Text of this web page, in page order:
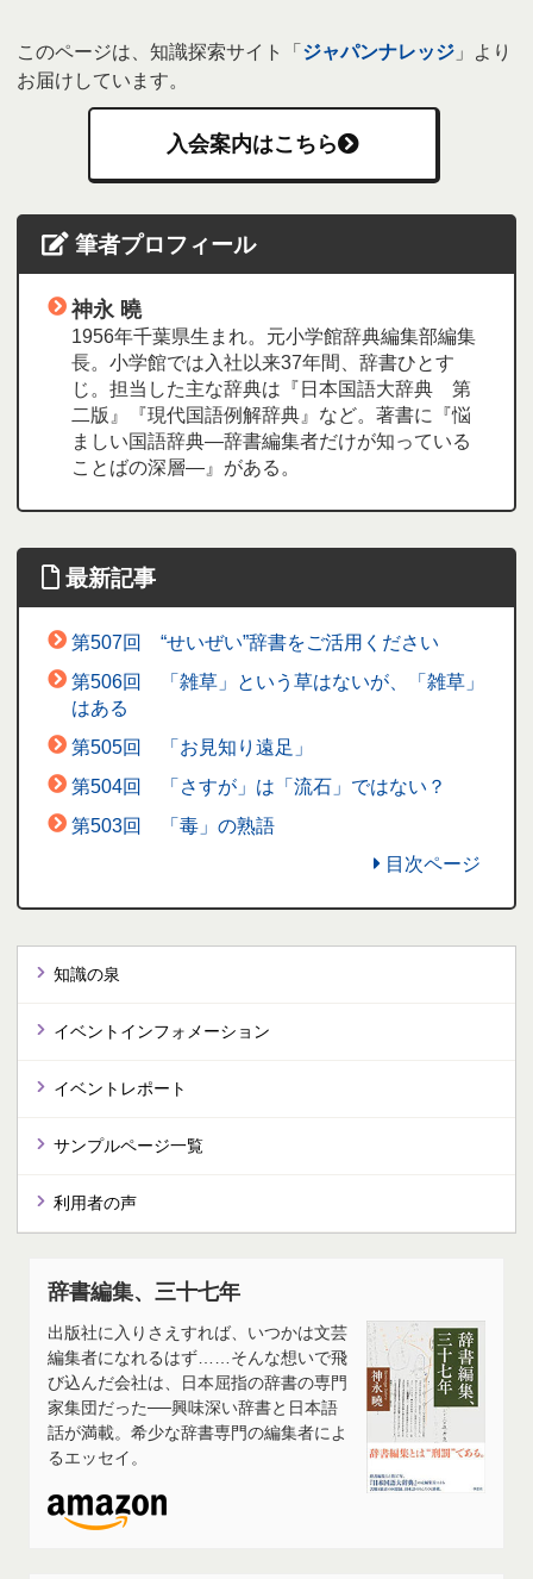
このページは、知識探索サイト「 ジャパンナレッジ 」より
お届けしています。
入会案内はこちら
筆者プロフィール
神永 曉
1956年千葉県生まれ。元小学館辞典編集部編集
長。小学館では入社以来37年間、辞書ひとす
じ。担当した主な辞典は『日本国語大辞典 第
二版』『現代国語例解辞典』など。著書に『悩
ましい国語辞典―辞書編集者だけが知っている
ことばの深層―』がある。
最新記事
第507回 “せいぜい”辞書をご活用ください
第506回 「雑草」という草はないが、「雑草」
はある
第505回 「お見知り遠足」
第504回 「さすが」は「流石」ではない？
第503回 「毒」の熟語
目次ページ
知識の泉
イベントインフォメーション
イベントレポート
サンプルページ一覧
利用者の声
辞書編集、三十七年
出版社に入りさえすれば、いつかは文芸
編集者になれるはず……そんな想いで飛
び込んだ会社は、日本屈指の辞書の専門
家集団だった──興味深い辞書と日本語
話が満載。希少な辞書専門の編集者によ
るエッセイ。